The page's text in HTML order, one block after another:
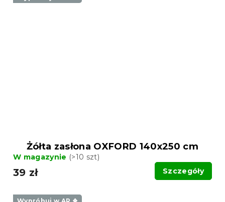
Żółta zasłona OXFORD 140x250 cm
W magazynie (>10 szt)
39 zł Szczegóły